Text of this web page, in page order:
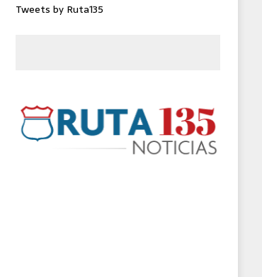
Tweets by Ruta135